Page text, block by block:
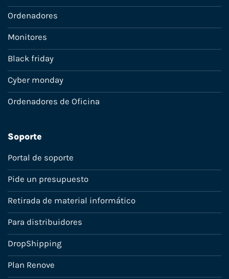
Ordenadores
Monitores
Black friday
Cyber monday
Ordenadores de Oficina
Soporte
Portal de soporte
Pide un presupuesto
Retirada de material informático
Para distribuidores
DropShipping
Plan Renove